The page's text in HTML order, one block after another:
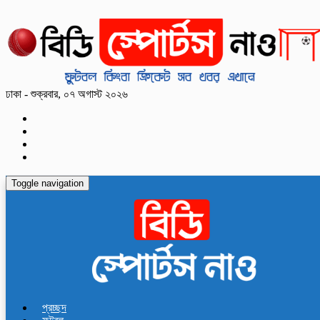
ঢাকা - শুক্রবার, ০৭ অগাস্ট ২০২৬
Toggle navigation
প্রচ্ছদ